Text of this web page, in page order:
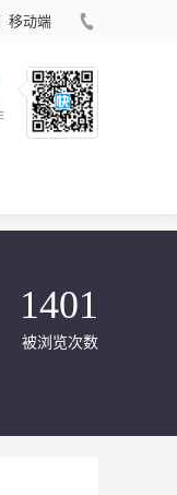
移动端
1401
被浏览次数